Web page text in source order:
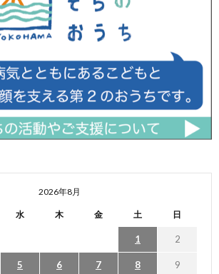
2026年8月
水 木 金 土 日
1 2
5 6 7 8 9